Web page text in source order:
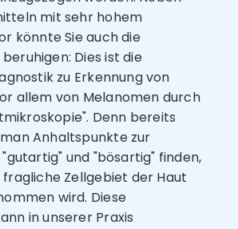
mit sehr hohem
könnte Sie auch die
Dies ist die
zu Erkennung von
allem von Melanomen durch
Denn bereits
Anhaltspunkte zur
und "bösartig" finden,
Zellgebiet der Haut
wird. Diese
in unserer Praxis